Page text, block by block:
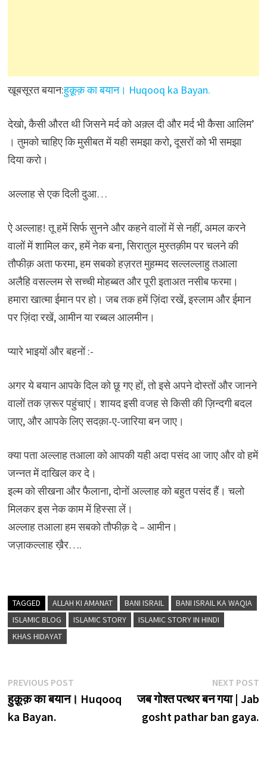
खूबसूरत बयान:हुक़ूक़ का बयान। Huqooq ka Bayan.
देखो, कैसी औरत थी जिसने मर्द को अक़्ल दी और मर्द भी कैसा आलिम’
। तुमको चाहिए कि मुसीबत में यही समझा करो, दूसरों को भी समझा
दिया करो।
अल्लाह से एक दिली दुआ…
ऐ अल्लाह! तू हमें सिर्फ सुनने और कहने वालों में से नहीं, अमल करने
वालों में शामिल कर, हमें नेक बना, सिरातुल मुस्तक़ीम पर चलने की
तौफीक़ अता फरमा, हम सबको हज़रत मुहम्मद सल्लल्लाहु तआला
अलैहि वसल्लम से सच्ची मोहब्बत और पूरी इताअत नसीब फरमा।
हमारा खात्मा ईमान पर हो। जब तक हमें ज़िंदा रखें, इस्लाम और ईमान
पर ज़िंदा रखें, आमीन या रब्बल आलमीन।
प्यारे भाइयों और बहनों :-
अगर ये बयान आपके दिल को छू गए हों, तो इसे अपने दोस्तों और जानने
वालों तक ज़रूर पहुंचाएं। शायद इसी वजह से किसी की ज़िन्दगी बदल
जाए, और आपके लिए सदक़ा-ए-जारिया बन जाए।
क्या पता अल्लाह तआला को आपकी यही अदा पसंद आ जाए और वो हमें
जन्नत में दाखिल कर दे।
इल्म को सीखना और फैलाना, दोनों अल्लाह को बहुत पसंद हैं। चलो
मिलकर इस नेक काम में हिस्सा लें।
अल्लाह तआला हम सबको तौफीक़ दे – आमीन।
जज़ाकल्लाह ख़ैर….
TAGGED ALLAH KI AMANAT BANI ISRAIL
BANI ISRAIL KA WAQIA
ISLAMIC BLOG
ISLAMIC STORY
ISLAMIC STORY IN HINDI
KHAS HIDAYAT
Post
navigation
PREVIOUS POSTPrevious
post:
हुक़ूक़ का बयान। Huqooq
ka Bayan.
NEXT POST
जब गोश्त पत्थर बन गया | Jab
gosht pathar ban gaya.